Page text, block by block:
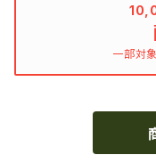
Phoebe Bridgers
The Beautiful South
一部対